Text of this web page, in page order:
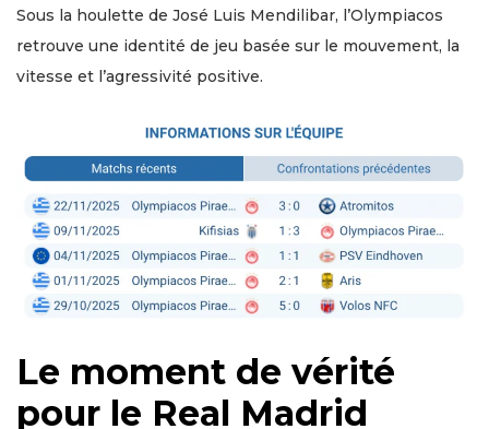
Sous la houlette de José Luis Mendilibar, l’Olympiacos
retrouve une identité de jeu basée sur le mouvement, la
vitesse et l’agressivité positive.
Le moment de vérité
pour le Real Madrid